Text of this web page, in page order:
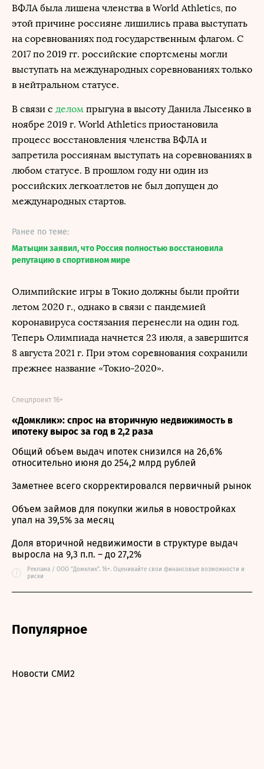
ВФЛА была лишена членства в World Athletics, по
этой причине россияне лишились права выступать
на соревнованиях под государственным флагом. С
2017 по 2019 гг. российские спортсмены могли
выступать на международных соревнованиях только
в нейтральном статусе.
В связи с делом прыгуна в высоту Данила Лысенко в
ноябре 2019 г. World Athletics приостановила
процесс восстановления членства ВФЛА и
запретила россиянам выступать на соревнованиях в
любом статусе. В прошлом году ни один из
российских легкоатлетов не был допущен до
международных стартов.
Ранее по теме:
Матыцин заявил, что Россия полностью восстановила
репутацию в спортивном мире
Олимпийские игры в Токио должны были пройти
летом 2020 г., однако в связи с пандемией
коронавируса состязания перенесли на один год.
Теперь Олимпиада начнется 23 июля, а завершится
8 августа 2021 г. При этом соревнования сохранили
прежнее название «Токио-2020».
«Домклик»: спрос на вторичную недвижимость в
ипотеку вырос за год в 2,2 раза
Спецпроект 16+
Общий объем выдач ипотек снизился на 26,6%
относительно июня до 254,2 млрд рублей
Заметнее всего скорректировался первичный рынок
Объем займов для покупки жилья в новостройках
упал на 39,5% за месяц
Доля вторичной недвижимости в структуре выдач
выросла на 9,3 п.п. – до 27,2%
i
Реклама / ООО "Домклик". 16+. Оценивайте свои финансовые возможности и
риски
Популярное
Новости СМИ2